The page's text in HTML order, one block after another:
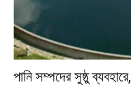
পানি সম্পদের সুষ্ঠু